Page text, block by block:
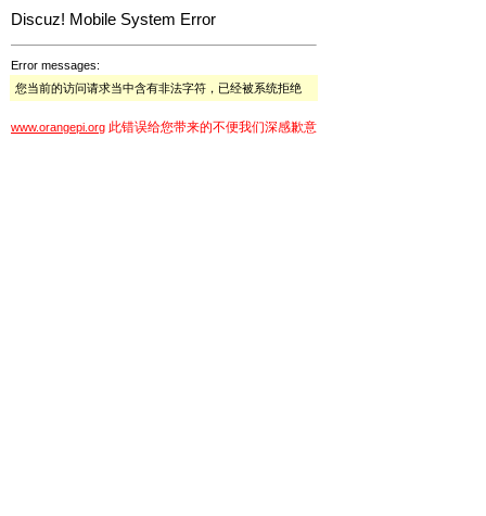
Discuz! Mobile System Error
Error messages:
您当前的访问请求当中含有非法字符，已经被系统拒绝
www.orangepi.org 此错误给您带来的不便我们深感歉意